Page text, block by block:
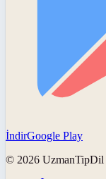
İndirGoogle Play
© 2026 UzmanTipDil